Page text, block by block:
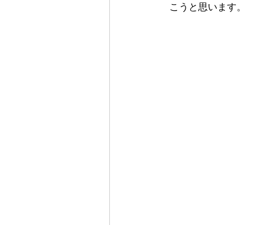
こうと思います。